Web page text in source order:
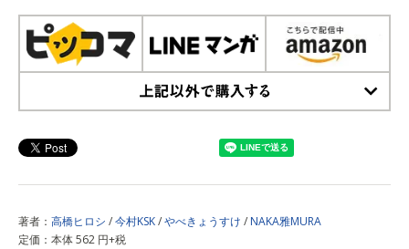
著者： 高橋ヒロシ /今村KSK/やべきょうすけ / NAKA雅MURA
定価：本体 562 円+税